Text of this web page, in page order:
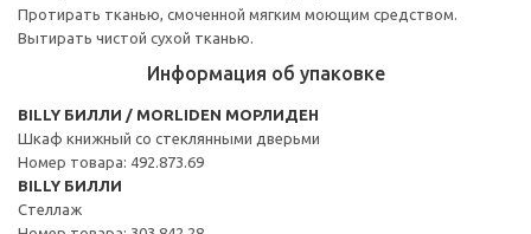
Протирать тканью, смоченной мягким моющим средством.
Вытирать чистой сухой тканью.
Информация об упаковке
BILLY БИЛЛИ / MORLIDEN МОРЛИДЕН
Шкаф книжный со стеклянными дверьми
Номер товара: 492.873.69
BILLY БИЛЛИ
Стеллаж